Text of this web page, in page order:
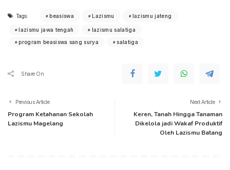
Tags: beasiswa Lazismu lazismu jateng
lazismu jawa tengah
lazismu salatiga
program beasiswa sang surya
salatiga
Share On
Previous Article
Program Ketahanan Sekolah
Lazismu Magelang
Next Article
Keren, Tanah Hingga Tanaman
Dikelola jadi Wakaf Produktif
Oleh Lazismu Batang